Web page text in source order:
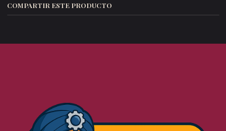
COMPARTIR ESTE PRODUCTO